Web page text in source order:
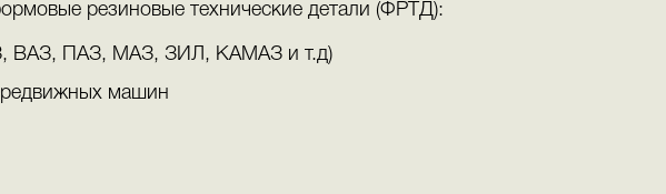
резиновые технические детали (ФРТД):
ВАЗ, ПАЗ, МАЗ, ЗИЛ, КАМАЗ и т.д)
машин